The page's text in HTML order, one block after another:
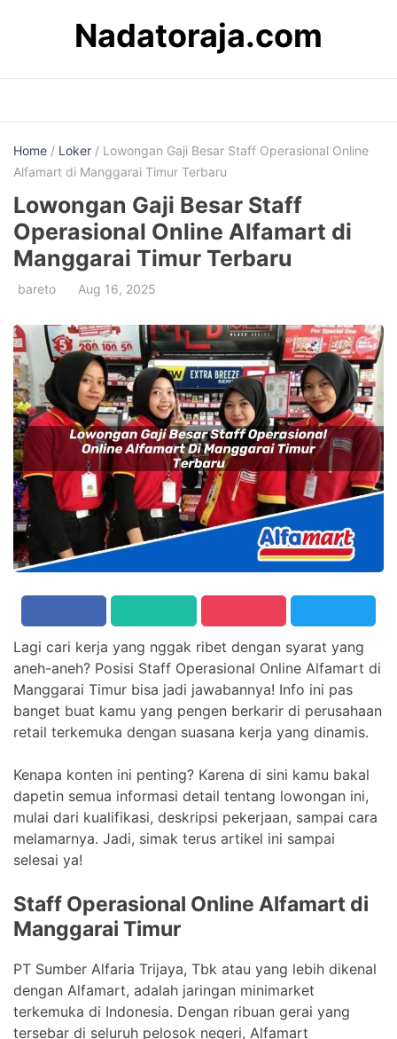
Nadatoraja.com
Home / Loker / Lowongan Gaji Besar Staff Operasional Online
Alfamart di Manggarai Timur Terbaru
Lowongan Gaji Besar Staff
Operasional Online Alfamart di
Manggarai Timur Terbaru
bareto Aug 16, 2025
Lagi cari kerja yang nggak ribet dengan syarat yang
aneh-aneh? Posisi Staff Operasional Online Alfamart di
Manggarai Timur bisa jadi jawabannya! Info ini pas
banget buat kamu yang pengen berkarir di perusahaan
retail terkemuka dengan suasana kerja yang dinamis.
Kenapa konten ini penting? Karena di sini kamu bakal
dapetin semua informasi detail tentang lowongan ini,
mulai dari kualifikasi, deskripsi pekerjaan, sampai cara
melamarnya. Jadi, simak terus artikel ini sampai
selesai ya!
Staff Operasional Online Alfamart di
Manggarai Timur
PT Sumber Alfaria Trijaya, Tbk atau yang lebih dikenal
dengan Alfamart, adalah jaringan minimarket
terkemuka di Indonesia. Dengan ribuan gerai yang
tersebar di seluruh pelosok negeri, Alfamart